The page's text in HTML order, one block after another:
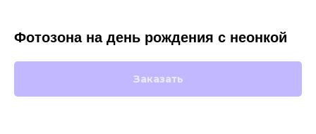
Фотозона на день рождения с неонкой
Заказать